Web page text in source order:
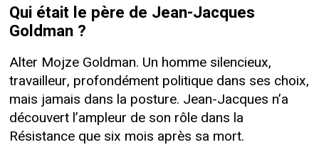
Qui était le père de Jean-Jacques
Goldman ?
Alter Mojze Goldman. Un homme silencieux,
travailleur, profondément politique dans ses choix,
mais jamais dans la posture. Jean-Jacques n’a
découvert l’ampleur de son rôle dans la
Résistance que six mois après sa mort.